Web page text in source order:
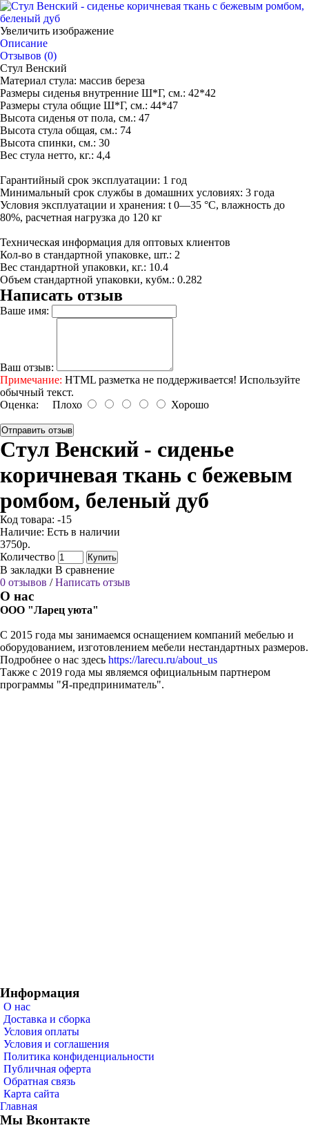
Увеличить изображение
Описание
Отзывов (0)
Стул Венский
Материал стула: массив береза
Размеры сиденья внутренние Ш*Г, см.: 42*42
Размеры стула общие Ш*Г, см.: 44*47
Высота сиденья от пола, см.: 47
Высота стула общая, см.: 74
Высота спинки, см.: 30
Вес стула нетто, кг.: 4,4
Гарантийный срок эксплуатации: 1 год
Минимальный срок службы в домашних условиях: 3 года
Условия эксплуатации и хранения: t 0—35 °С, влажность до
80%, расчетная нагрузка до 120 кг
Техническая информация для оптовых клиентов
Кол-во в стандартной упаковке, шт.: 2
Вес стандартной упаковки, кг.: 10.4
Объем стандартной упаковки, кубм.: 0.282
Написать отзыв
Ваше имя:
Ваш отзыв:
Примечание: HTML разметка не поддерживается! Используйте
обычный текст.
Оценка: Плохо Хорошо
Отправить отзыв
Стул Венский - сиденье
коричневая ткань с бежевым
ромбом, беленый дуб
Код товара: -15
Наличие: Есть в наличии
3750р.
Количество
Купить
В закладки В сравнение
0 отзывов /Написать отзыв
О нас
ООО "Ларец уюта"
С 2015 года мы занимаемся оснащением компаний мебелью и
оборудованием, изготовлением мебели нестандартных размеров.
Подробнее о нас здесь https://larecu.ru/about_us
Также с 2019 года мы являемся официальным партнером
программы "Я-предприниматель".
Информация
О нас
Доставка и сборка
Условия оплаты
Условия и соглашения
Политика конфиденциальности
Публичная оферта
Обратная связь
Карта сайта
Главная
Мы Вконтакте